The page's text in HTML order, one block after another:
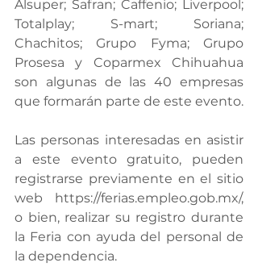
Alsuper; Safran; Caffenio; Liverpool;
Totalplay; S-mart; Soriana;
Chachitos; Grupo Fyma; Grupo
Prosesa y Coparmex Chihuahua
son algunas de las 40 empresas
que formarán parte de este evento.
Las personas interesadas en asistir
a este evento gratuito, pueden
registrarse previamente en el sitio
web https://ferias.empleo.gob.mx/,
o bien, realizar su registro durante
la Feria con ayuda del personal de
la dependencia.